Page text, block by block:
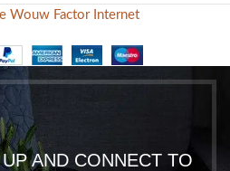
Wouw Factor Internet
AND CONNECT TO